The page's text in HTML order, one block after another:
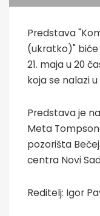
Predstava
(ukratko)"
21. maja u 20
koja se nalazi
Predstava je
Meta
pozorišta
centra Novi
Reditelj: Igor